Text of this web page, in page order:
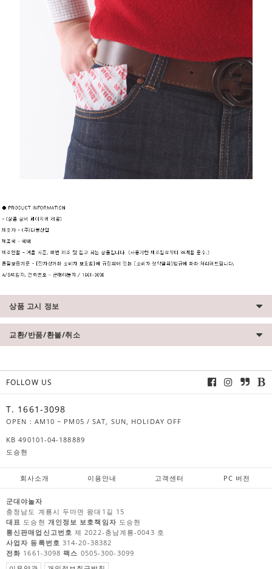
상품 고시 정보
교환/반품/환불/취소
FOLLOW US
T. 1661-3098
OPEN : AM10 ~ PM05 / SAT, SUN, HOLIDAY OFF
KB 490101-04-188889
도승현
회사소개 이용안내 고객센터 PC 버전
군대야놀자
충청남도 계룡시 두마면 왕대1길 15
대표 도승현 개인정보 보호책임자 도승현
통신판매업신고번호 제 2022-충남계룡-0043 호
사업자 등록번호 314-20-38382
전화 1661-3098팩스 0505-300-3099